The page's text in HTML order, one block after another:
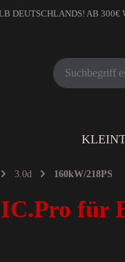
DEUTSCHLANDS! AB 300€
3.0d 160kW/218PS
für